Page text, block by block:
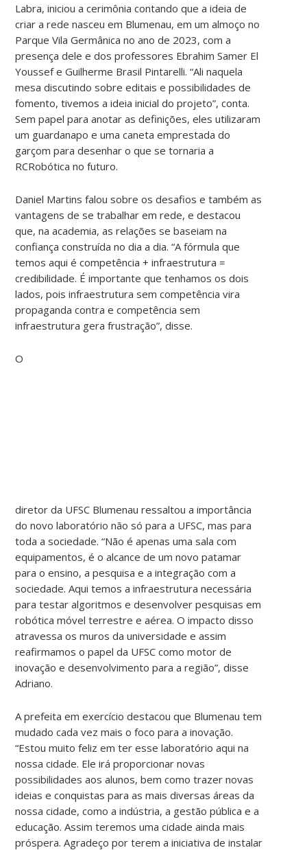
Labra, iniciou a cerimônia contando que a ideia de
criar a rede nasceu em Blumenau, em um almoço no
Parque Vila Germânica no ano de 2023, com a
presença dele e dos professores Ebrahim Samer El
Youssef e Guilherme Brasil Pintarelli. “Ali naquela
mesa discutindo sobre editais e possibilidades de
fomento, tivemos a ideia inicial do projeto”, conta.
Sem papel para anotar as definições, eles utilizaram
um guardanapo e uma caneta emprestada do
garçom para desenhar o que se tornaria a
RCRobótica no futuro.
Daniel Martins falou sobre os desafios e também as
vantagens de se trabalhar em rede, e destacou
que, na academia, as relações se baseiam na
confiança construída no dia a dia. “A fórmula que
temos aqui é competência + infraestrutura =
credibilidade. É importante que tenhamos os dois
lados, pois infraestrutura sem competência vira
propaganda contra e competência sem
infraestrutura gera frustração”, disse.
O
diretor da UFSC Blumenau ressaltou a importância
do novo laboratório não só para a UFSC, mas para
toda a sociedade. “Não é apenas uma sala com
equipamentos, é o alcance de um novo patamar
para o ensino, a pesquisa e a integração com a
sociedade. Aqui temos a infraestrutura necessária
para testar algoritmos e desenvolver pesquisas em
robótica móvel terrestre e aérea. O impacto disso
atravessa os muros da universidade e assim
reafirmamos o papel da UFSC como motor de
inovação e desenvolvimento para a região”, disse
Adriano.
A prefeita em exercício destacou que Blumenau tem
mudado cada vez mais o foco para a inovação.
“Estou muito feliz em ter esse laboratório aqui na
nossa cidade. Ele irá proporcionar novas
possibilidades aos alunos, bem como trazer novas
ideias e conquistas para as mais diversas áreas da
nossa cidade, como a indústria, a gestão pública e a
educação. Assim teremos uma cidade ainda mais
próspera. Agradeço por terem a iniciativa de instalar